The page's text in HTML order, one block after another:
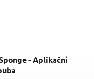
- Aplikační